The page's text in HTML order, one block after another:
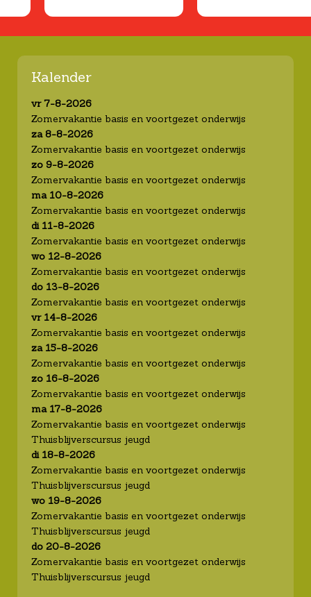
Kalender
vr 7-8-2026
Zomervakantie basis en voortgezet onderwijs
za 8-8-2026
Zomervakantie basis en voortgezet onderwijs
zo 9-8-2026
Zomervakantie basis en voortgezet onderwijs
ma 10-8-2026
Zomervakantie basis en voortgezet onderwijs
di 11-8-2026
Zomervakantie basis en voortgezet onderwijs
wo 12-8-2026
Zomervakantie basis en voortgezet onderwijs
do 13-8-2026
Zomervakantie basis en voortgezet onderwijs
vr 14-8-2026
Zomervakantie basis en voortgezet onderwijs
za 15-8-2026
Zomervakantie basis en voortgezet onderwijs
zo 16-8-2026
Zomervakantie basis en voortgezet onderwijs
ma 17-8-2026
Zomervakantie basis en voortgezet onderwijs
Thuisblijverscursus jeugd
di 18-8-2026
Zomervakantie basis en voortgezet onderwijs
Thuisblijverscursus jeugd
wo 19-8-2026
Zomervakantie basis en voortgezet onderwijs
Thuisblijverscursus jeugd
do 20-8-2026
Zomervakantie basis en voortgezet onderwijs
Thuisblijverscursus jeugd